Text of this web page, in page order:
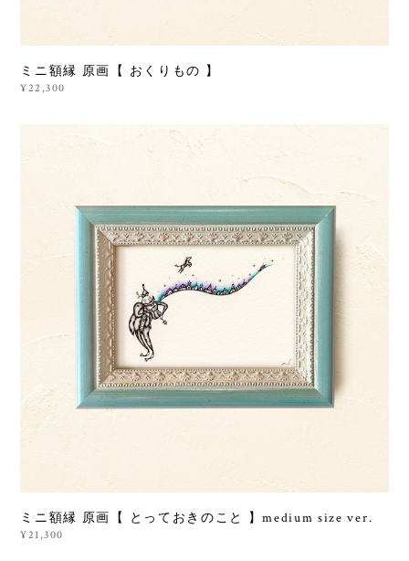
ミニ額縁 原画【 おくりもの 】
¥22,300
ミニ額縁 原画【 とっておきのこと 】medium size ver.
¥21,300